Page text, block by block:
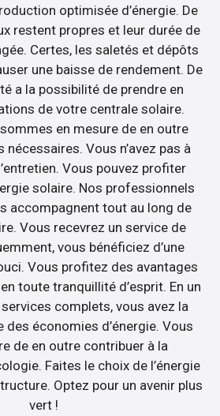
optimisée d’énergie. De
restent propres et leur durée de
Certes, les saletés et dépôts
une baisse de rendement. De
a la possibilité de prendre en
de votre centrale solaire.
en mesure de en outre
Vous n’avez pas à
Vous pouvez profiter
solaire. Nos professionnels
accompagnent tout au long de
Vous recevrez un service de
vous bénéficiez d’une
Vous profitez des avantages
toute tranquillité d’esprit. En un
complets, vous avez la
économies d’énergie. Vous
de en outre contribuer à la
Faites le choix de l’énergie
Optez pour un avenir plus
vert !